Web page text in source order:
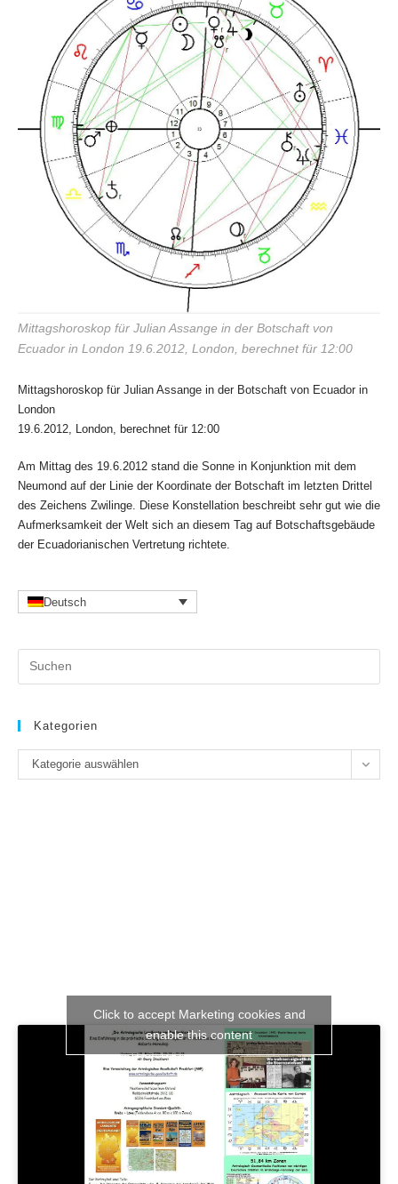
Mittagshoroskop für Julian Assange in der Botschaft von
Ecuador in London 19.6.2012, London, berechnet für 12:00
Mittagshoroskop für Julian Assange in der Botschaft von Ecuador in
London
19.6.2012, London, berechnet für 12:00
Am Mittag des 19.6.2012 stand die Sonne in Konjunktion mit dem
Neumond auf der Linie der Koordinate der Botschaft im letzten Drittel
des Zeichens Zwilinge. Diese Konstellation beschreibt sehr gut wie die
Aufmerksamkeit der Welt sich an diesem Tag auf Botschaftsgebäude
der Ecuadorianischen Vertretung richtete.
Deutsch
Kategorien
Kategorien
Kategorie auswählen
Click to accept Marketing cookies and
enable this content